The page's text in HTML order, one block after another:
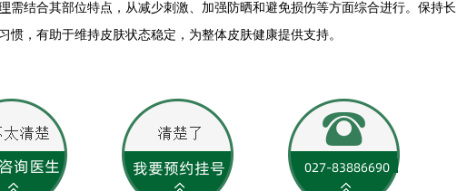
需结合其部位特点，从减少刺激、加强防晒和避免损伤等方面综合进行。保持长
惯，有助于维持皮肤状态稳定，为整体皮肤健康提供支持。